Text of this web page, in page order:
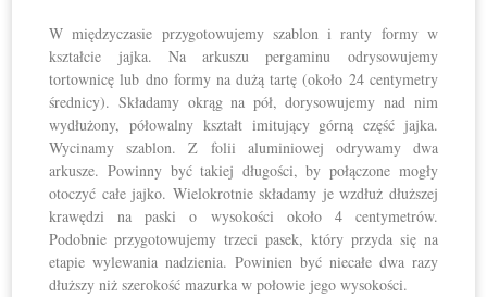
W międzyczasie przygotowujemy szablon i ranty formy w
kształcie jajka. Na arkuszu pergaminu odrysowujemy
tortownicę lub dno formy na dużą tartę (około 24 centymetry
średnicy). Składamy okrąg na pół, dorysowujemy nad nim
wydłużony, półowalny kształt imitujący górną część jajka.
Wycinamy szablon. Z folii aluminiowej odrywamy dwa
arkusze. Powinny być takiej długości, by połączone mogły
otoczyć całe jajko. Wielokrotnie składamy je wzdłuż dłuższej
krawędzi na paski o wysokości około 4 centymetrów.
Podobnie przygotowujemy trzeci pasek, który przyda się na
etapie wylewania nadzienia. Powinien być niecałe dwa razy
dłuższy niż szerokość mazurka w połowie jego wysokości.